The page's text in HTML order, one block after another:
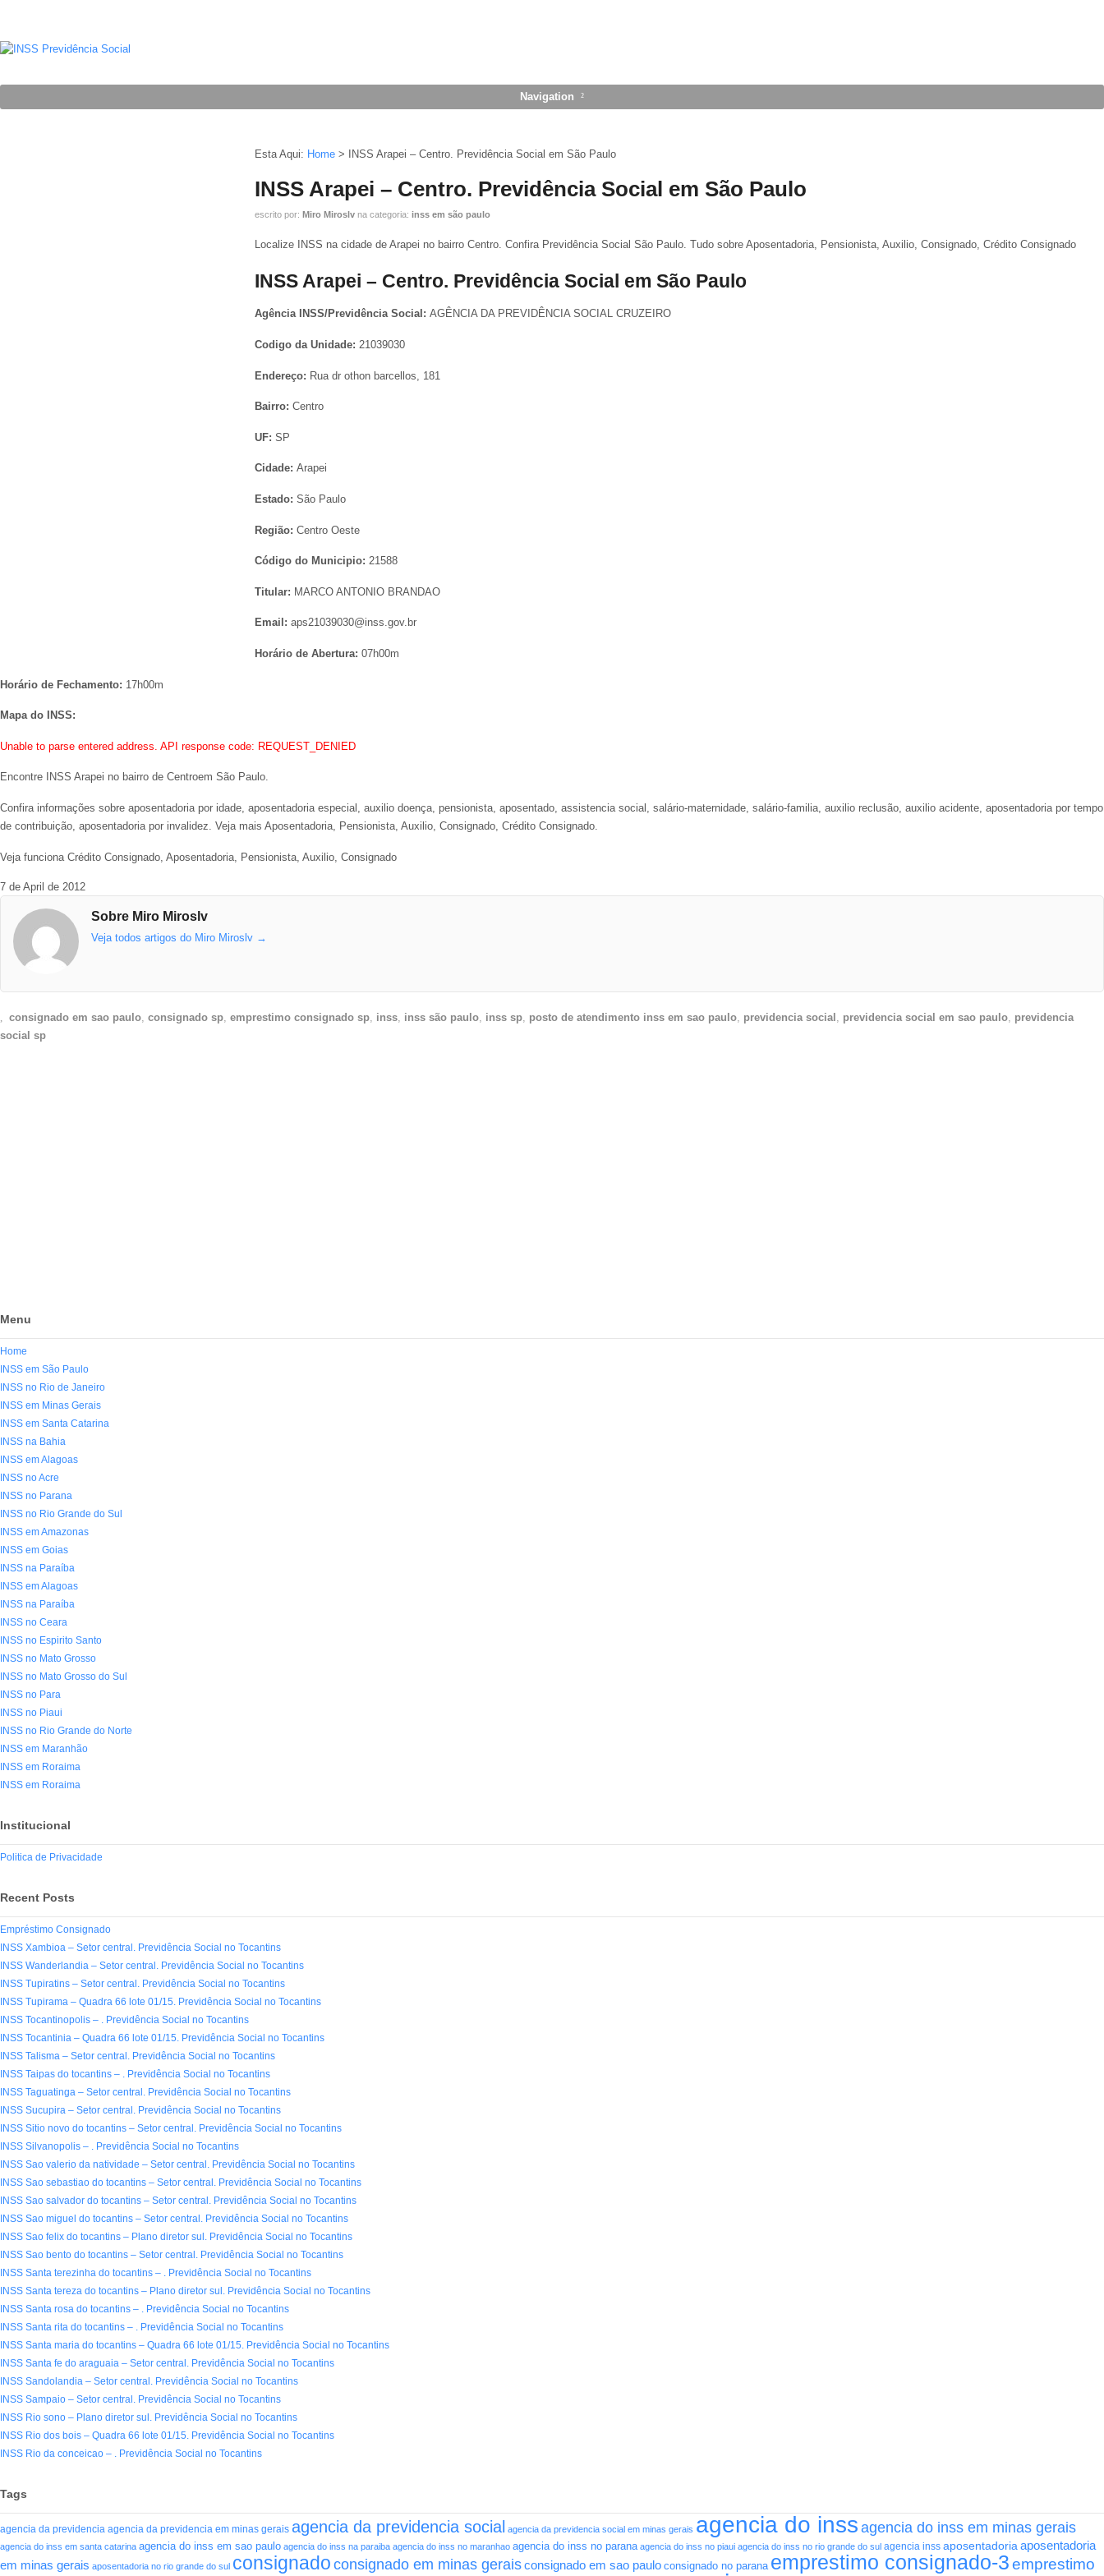
Navigation
Esta Aqui: Home > INSS Arapei – Centro. Previdência Social em São Paulo
INSS Arapei – Centro. Previdência Social em São Paulo
escrito por: Miro Miroslv na categoria: inss em são paulo
Localize INSS na cidade de Arapei no bairro Centro. Confira Previdência Social São Paulo. Tudo sobre Aposentadoria, Pensionista, Auxilio, Consignado, Crédito Consignado
INSS Arapei – Centro. Previdência Social em São Paulo
Agência INSS/Previdência Social: AGÊNCIA DA PREVIDÊNCIA SOCIAL CRUZEIRO
Codigo da Unidade: 21039030
Endereço: Rua dr othon barcellos, 181
Bairro: Centro
UF: SP
Cidade: Arapei
Estado: São Paulo
Região: Centro Oeste
Código do Municipio: 21588
Titular: MARCO ANTONIO BRANDAO
Email: aps21039030@inss.gov.br
Horário de Abertura: 07h00m
Horário de Fechamento: 17h00m
Mapa do INSS:
Unable to parse entered address. API response code: REQUEST_DENIED
Encontre INSS Arapei no bairro de Centroem São Paulo.
Confira informações sobre aposentadoria por idade, aposentadoria especial, auxilio doença, pensionista, aposentado, assistencia social, salário-maternidade, salário-familia, auxilio reclusão, auxilio acidente, aposentadoria por tempo
de contribuição, aposentadoria por invalidez. Veja mais Aposentadoria, Pensionista, Auxilio, Consignado, Crédito Consignado.
Veja funciona Crédito Consignado, Aposentadoria, Pensionista, Auxilio, Consignado
7 de April de 2012
Sobre Miro Miroslv
Veja todos artigos do Miro Miroslv →
consignado em sao paulo ,consignado sp ,emprestimo consignado sp inss inss são paulo inss sp posto de atendimento inss em sao paulo previdencia social previdencia social em sao paulo previdencia
social sp
Menu
Home
INSS em São Paulo
INSS no Rio de Janeiro
INSS em Minas Gerais
INSS em Santa Catarina
INSS na Bahia
INSS em Alagoas
INSS no Acre
INSS no Parana
INSS no Rio Grande do Sul
INSS em Amazonas
INSS em Goias
INSS na Paraíba
INSS em Alagoas
INSS na Paraíba
INSS no Ceara
INSS no Espirito Santo
INSS no Mato Grosso
INSS no Mato Grosso do Sul
INSS no Para
INSS no Piaui
INSS no Rio Grande do Norte
INSS em Maranhão
INSS em Roraima
INSS em Roraima
Institucional
Politica de Privacidade
Recent Posts
Empréstimo Consignado
INSS Xambioa – Setor central. Previdência Social no Tocantins
INSS Wanderlandia – Setor central. Previdência Social no Tocantins
INSS Tupiratins – Setor central. Previdência Social no Tocantins
INSS Tupirama – Quadra 66 lote 01/15. Previdência Social no Tocantins
INSS Tocantinopolis – . Previdência Social no Tocantins
INSS Tocantinia – Quadra 66 lote 01/15. Previdência Social no Tocantins
INSS Talisma – Setor central. Previdência Social no Tocantins
INSS Taipas do tocantins – . Previdência Social no Tocantins
INSS Taguatinga – Setor central. Previdência Social no Tocantins
INSS Sucupira – Setor central. Previdência Social no Tocantins
INSS Sitio novo do tocantins – Setor central. Previdência Social no Tocantins
INSS Silvanopolis – . Previdência Social no Tocantins
INSS Sao valerio da natividade – Setor central. Previdência Social no Tocantins
INSS Sao sebastiao do tocantins – Setor central. Previdência Social no Tocantins
INSS Sao salvador do tocantins – Setor central. Previdência Social no Tocantins
INSS Sao miguel do tocantins – Setor central. Previdência Social no Tocantins
INSS Sao felix do tocantins – Plano diretor sul. Previdência Social no Tocantins
INSS Sao bento do tocantins – Setor central. Previdência Social no Tocantins
INSS Santa terezinha do tocantins – . Previdência Social no Tocantins
INSS Santa tereza do tocantins – Plano diretor sul. Previdência Social no Tocantins
INSS Santa rosa do tocantins – . Previdência Social no Tocantins
INSS Santa rita do tocantins – . Previdência Social no Tocantins
INSS Santa maria do tocantins – Quadra 66 lote 01/15. Previdência Social no Tocantins
INSS Santa fe do araguaia – Setor central. Previdência Social no Tocantins
INSS Sandolandia – Setor central. Previdência Social no Tocantins
INSS Sampaio – Setor central. Previdência Social no Tocantins
INSS Rio sono – Plano diretor sul. Previdência Social no Tocantins
INSS Rio dos bois – Quadra 66 lote 01/15. Previdência Social no Tocantins
INSS Rio da conceicao – . Previdência Social no Tocantins
Tags
agencia da previdencia agencia da previdencia em minas gerais agencia da previdencia social agencia da previdencia social em minas gerais agencia do inssagencia do inss em minas gerais
agencia do inss em santa catarina agencia do inss em sao paulo agencia do inss na paraiba agencia do inss no maranhao agencia do inss no parana agencia do inss no piaui agencia do inss no rio grande do sul agencia inss aposentadoriaaposentadoria
em minas gerais aposentadoria no rio grande do sul consignado consignado em minas geraisconsignado em sao paulo consignado no parana emprestimo consignado-3emprestimo